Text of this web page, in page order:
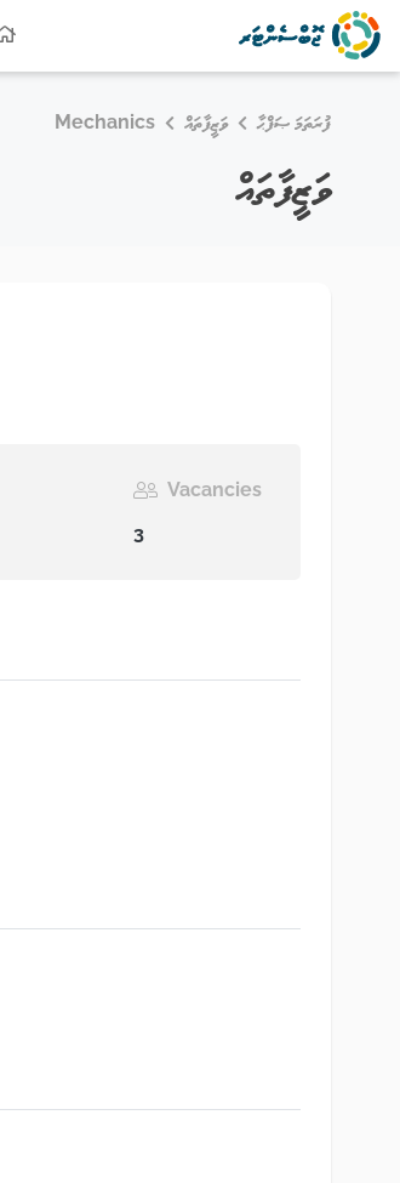
ފުރަތަމަ ޞަފްޙާ ވަޒީފާތައް Mechanics
ވަޒީފާތައް
Vacancies
3